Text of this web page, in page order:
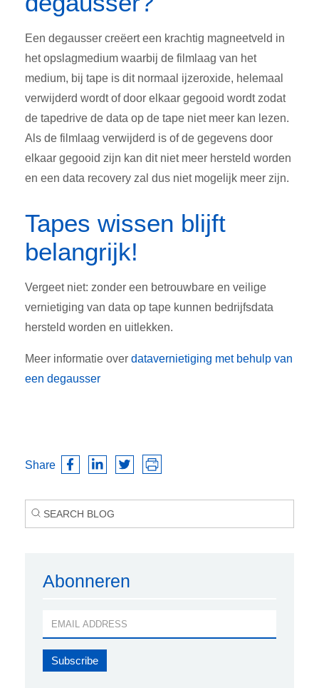
Een degausser creëert een krachtig magneetveld in
het opslagmedium waarbij de filmlaag van het
medium, bij tape is dit normaal ijzeroxide, helemaal
verwijderd wordt of door elkaar gegooid wordt zodat
de tapedrive de data op de tape niet meer kan lezen.
Als de filmlaag verwijderd is of de gegevens door
elkaar gegooid zijn kan dit niet meer hersteld worden
en een data recovery zal dus niet mogelijk meer zijn.
Tapes wissen blijft
belangrijk!
Vergeet niet: zonder een betrouwbare en veilige
vernietiging van data op tape kunnen bedrijfsdata
hersteld worden en uitlekken.
Meer informatie over datavernietiging met behulp van
een degausser
Share
Abonneren